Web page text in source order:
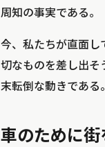
周知の事実である。
今、私たちが直面し
切なものを差し出そ
末転倒な動きである。
車のために